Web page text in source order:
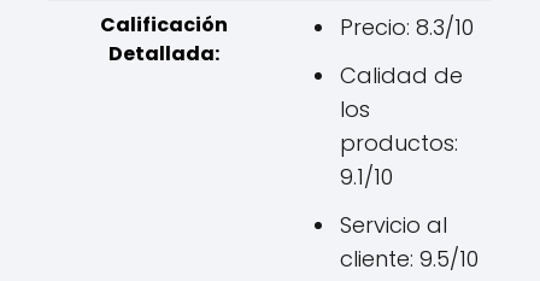
Calificación
Detallada:
Precio: 8.3/10
Calidad de
los
productos:
9.1/10
Servicio al
cliente: 9.5/10